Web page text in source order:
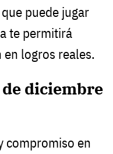
puede jugar
te permitirá
logros reales.
diciembre
compromiso en